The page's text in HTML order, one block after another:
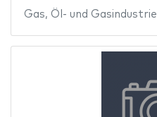
Gas, Öl- und Gasindustrie